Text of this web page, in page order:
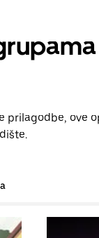
prilagodbe, ove